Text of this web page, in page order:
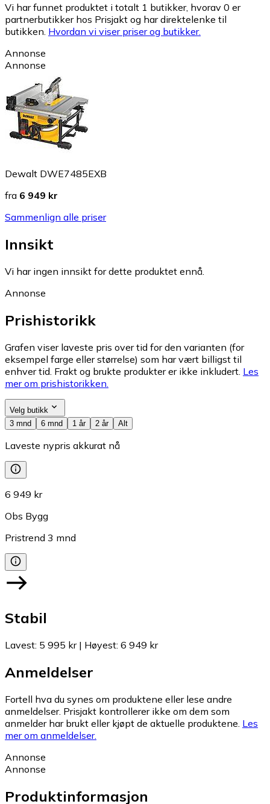
Vi har funnet produktet i totalt 1 butikker, hvorav 0 er
partnerbutikker hos Prisjakt og har direktelenke til
butikken. Hvordan vi viser priser og butikker.
Annonse
Annonse
Dewalt DWE7485EXB
fra 6 949 kr
Sammenlign alle priser
Innsikt
Vi har ingen innsikt for dette produktet ennå.
Annonse
Prishistorikk
Grafen viser laveste pris over tid for den varianten (for
eksempel farge eller størrelse) som har vært billigst til
enhver tid. Frakt og brukte produkter er ikke inkludert. Les
mer om prishistorikken.
Velg butikk
3 mnd
6 mnd 1 år 2 år Alt
Laveste nypris akkurat nå
6 949 kr
Obs Bygg
Pristrend 3 mnd
Stabil
Lavest: 5 995 kr| Høyest: 6 949 kr
Anmeldelser
Fortell hva du synes om produktene eller lese andre
anmeldelser. Prisjakt kontrollerer ikke om dem som
anmelder har brukt eller kjøpt de aktuelle produktene. Les
mer om anmeldelser.
Annonse
Annonse
Produktinformasjon